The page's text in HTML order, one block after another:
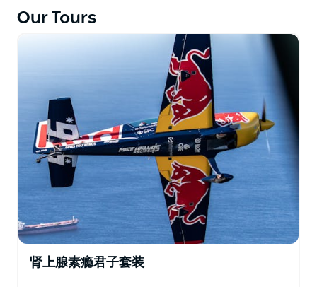
飞还是倒飞——刺激程度由您选择。
飞行当天，您可以额外购买10分钟的飞行时间、视频套
Our Tours
肾上腺素瘾君子套装